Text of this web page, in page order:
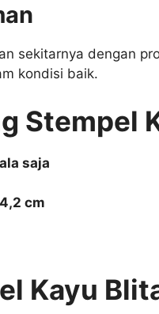
sekitarnya dengan
kondisi baik.
Stempel
saja
cm
Kayu